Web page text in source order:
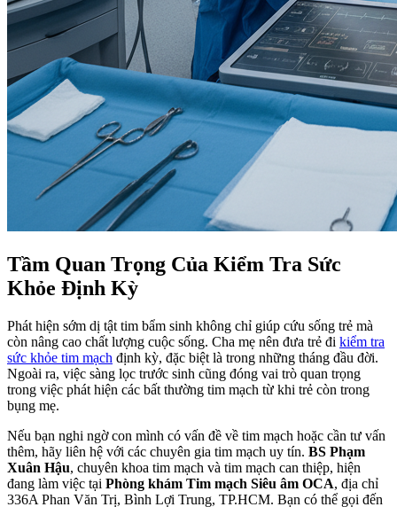
Tầm Quan Trọng Của Kiểm Tra Sức
Khỏe Định Kỳ
Phát hiện sớm dị tật tim bẩm sinh không chỉ giúp cứu sống trẻ mà
còn nâng cao chất lượng cuộc sống. Cha mẹ nên đưa trẻ đi kiểm tra
sức khỏe tim mạch định kỳ, đặc biệt là trong những tháng đầu đời.
Ngoài ra, việc sàng lọc trước sinh cũng đóng vai trò quan trọng
trong việc phát hiện các bất thường tim mạch từ khi trẻ còn trong
bụng mẹ.
Nếu bạn nghi ngờ con mình có vấn đề về tim mạch hoặc cần tư vấn
thêm, hãy liên hệ với các chuyên gia tim mạch uy tín. BS Phạm
Xuân Hậu, chuyên khoa tim mạch và tim mạch can thiệp, hiện
đang làm việc tại Phòng khám Tim mạch Siêu âm OCA, địa chỉ
336A Phan Văn Trị, Bình Lợi Trung, TP.HCM. Bạn có thể gọi đến